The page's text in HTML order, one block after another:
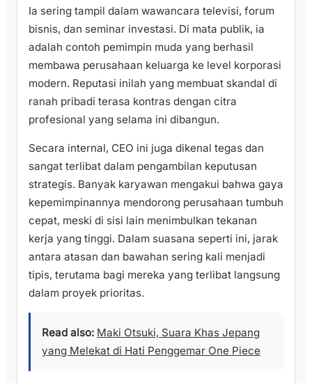
Ia sering tampil dalam wawancara televisi, forum
bisnis, dan seminar investasi. Di mata publik, ia
adalah contoh pemimpin muda yang berhasil
membawa perusahaan keluarga ke level korporasi
modern. Reputasi inilah yang membuat skandal di
ranah pribadi terasa kontras dengan citra
profesional yang selama ini dibangun.
Secara internal, CEO ini juga dikenal tegas dan
sangat terlibat dalam pengambilan keputusan
strategis. Banyak karyawan mengakui bahwa gaya
kepemimpinannya mendorong perusahaan tumbuh
cepat, meski di sisi lain menimbulkan tekanan
kerja yang tinggi. Dalam suasana seperti ini, jarak
antara atasan dan bawahan sering kali menjadi
tipis, terutama bagi mereka yang terlibat langsung
dalam proyek prioritas.
Read also: Maki Otsuki, Suara Khas Jepang
yang Melekat di Hati Penggemar One Piece